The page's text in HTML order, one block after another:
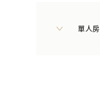
單人房